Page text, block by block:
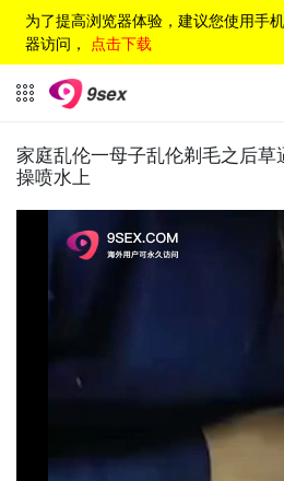
为了提高浏览器体验，建议您使用手
器访问， 点击下载
家庭乱伦一母子乱伦剃毛之后
操喷水上